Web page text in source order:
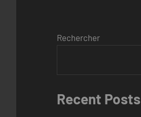
Rechercher
Recent Posts